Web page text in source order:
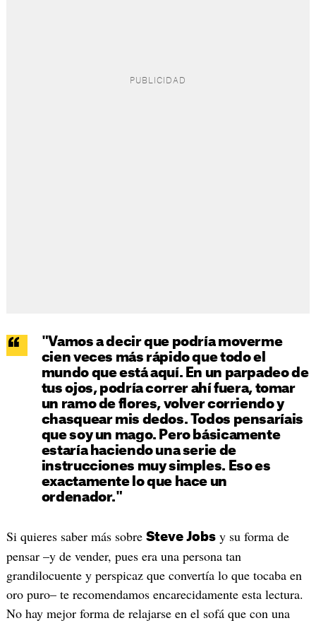
"Vamos a decir que podría moverme
cien veces más rápido que todo el
mundo que está aquí. En un parpadeo de
tus ojos, podría correr ahí fuera, tomar
un ramo de flores, volver corriendo y
chasquear mis dedos. Todos pensaríais
que soy un mago. Pero básicamente
estaría haciendo una serie de
instrucciones muy simples. Eso es
exactamente lo que hace un
ordenador."
Si quieres saber más sobre Steve Jobsy su forma de
pensar –y de vender, pues era una persona tan
grandilocuente y perspicaz que convertía lo que tocaba en
oro puro– te recomendamos encarecidamente esta lectura.
No hay mejor forma de relajarse en el sofá que con una